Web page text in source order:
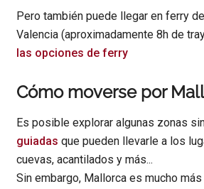
Pero también puede llegar en ferry
Valencia (aproximadamente 8h de
las opciones de ferry
Cómo moverse por
Es posible explorar algunas zonas
guiadas que pueden llevarle a los
cuevas, acantilados y más...
Sin embargo, Mallorca es mucho